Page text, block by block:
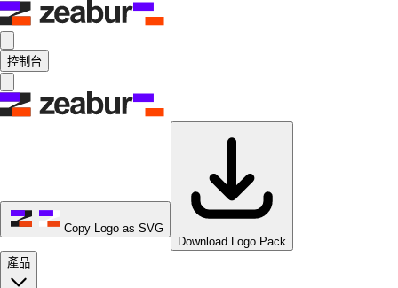
控制台
Copy Logo as SVG
Download Logo Pack
產品